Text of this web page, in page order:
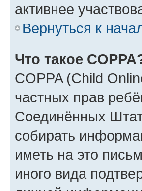
активнее
Вернуться к
Что такое
COPPA (Child
частных прав
Соединённых
собирать
иметь на это
иного вида